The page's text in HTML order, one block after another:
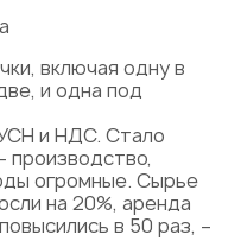
включая одну в
и одна под
и НДС. Стало
производство,
огромные. Сырье
на 20%, аренда
в 50 раз, –